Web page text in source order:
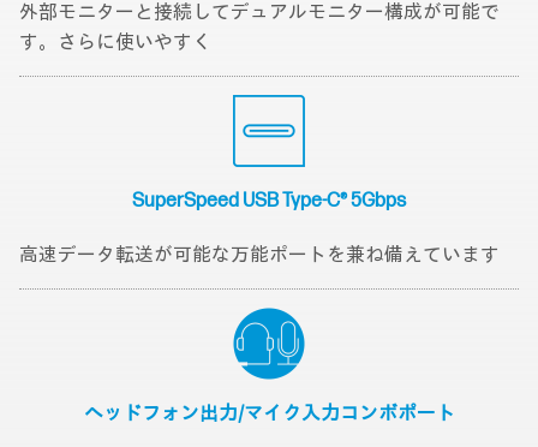
外部モニターと接続してデュアルモニター構成が可能で
す。さらに使いやすく
SuperSpeed USB Type-C® 5Gbps
高速データ転送が可能な万能ポートを兼ね備えています
ヘッドフォン出力/マイク入力コンボポート